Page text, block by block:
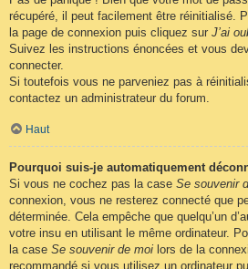
récupéré, il peut facilement être réinitialisé.
la page de connexion puis cliquez sur J’ai
Suivez les instructions énoncées et vous
connecter.
Si toutefois vous ne parveniez pas à
contactez un administrateur du forum.
Haut
Pourquoi suis-je automatiquement
Si vous ne cochez pas la case Se souvenir
connexion, vous ne resterez connecté que
déterminée. Cela empêche que quelqu’un
votre insu en utilisant le même ordinateur.
la case Se souvenir de moi lors de la
recommandé si vous utilisez un ordinateur